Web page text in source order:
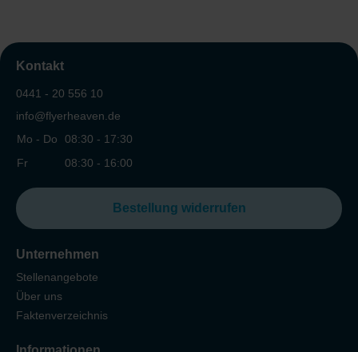
Kontakt
0441 - 20 556 10
info@flyerheaven.de
Mo - Do
08:30 - 17:30
Fr
08:30 - 16:00
Bestellung widerrufen
Unternehmen
Stellenangebote
Über uns
Faktenverzeichnis